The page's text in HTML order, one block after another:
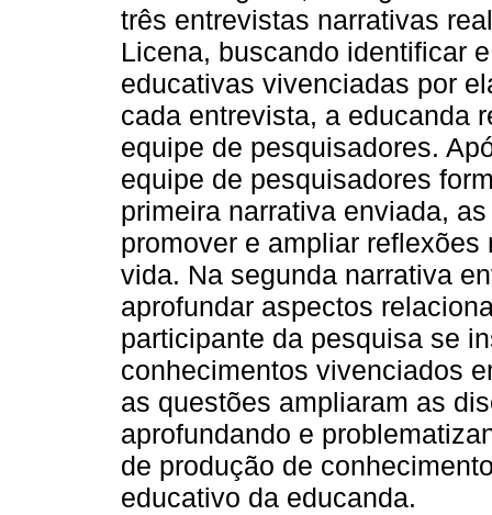
três entrevistas narrativas
Licena, buscando identificar
educativas vivenciadas por
cada entrevista, a educanda
equipe de pesquisadores.
equipe de pesquisadores
primeira narrativa enviada,
promover e ampliar
vida. Na segunda narrativa
aprofundar aspectos
participante da pesquisa se
conhecimentos vivenciados
as questões ampliaram as
aprofundando e
de produção de
educativo da educanda.